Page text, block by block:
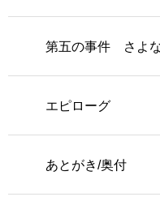
第五の事件 さよ
エピローグ
あとがき/奥付